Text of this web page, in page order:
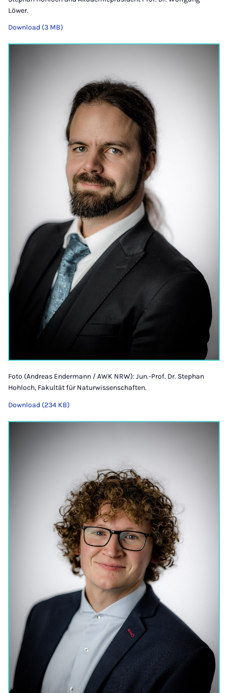
Löwer.
Download (3 MB)
Foto (Andreas Endermann / AWK NRW): Jun.-Prof. Dr. Stephan
Hohloch, Fakultät für Naturwissenschaften.
Download (234 KB)